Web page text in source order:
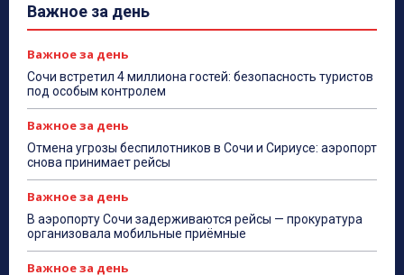
Важное за день
Важное за день
Сочи встретил 4 миллиона гостей: безопасность туристов
под особым контролем
Важное за день
Отмена угрозы беспилотников в Сочи и Сириусе: аэропорт
снова принимает рейсы
Важное за день
В аэропорту Сочи задерживаются рейсы — прокуратура
организовала мобильные приёмные
Важное за день